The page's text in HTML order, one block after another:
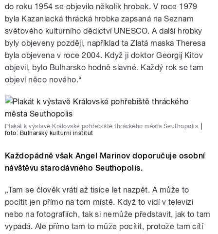
do roku 1954 se objevilo několik hrobek. V roce 1979
byla Kazanlacká thrácká hrobka zapsaná na Seznam
světového kulturního dědictví UNESCO. A další hrobky
byly objeveny později, například ta Zlatá maska Theresa
byla objevena v roce 2004. Když ji doktor Georgij Kitov
objevil, bylo Bulharsko hodně slavné. Každý rok se tam
objeví něco nového.“
Plakát k výstavě Královské pohřebiště thráckého města Seuthopolis
foto: Bulharský kulturní institut
Každopádně však Angel Marinov doporučuje osobní
návštěvu starodávného Seuthopolis.
„Tam se člověk vrátí až tisíce let nazpět. A může to
pocítit jen přímo na tom místě. Když to vidí v televizi
nebo na fotografiích, tak si nemůže představit, jak to tam
vypadá. Ale přímo tam to může pocítit, protože tam cítí